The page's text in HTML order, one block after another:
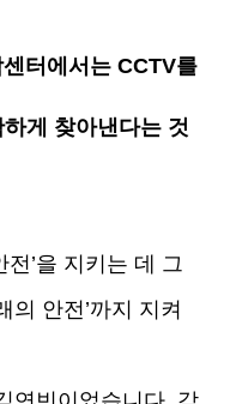
터에서는 CCTV를
게 찾아낸다는 것
’을 지키는 데 그
의 안전’까지 지켜